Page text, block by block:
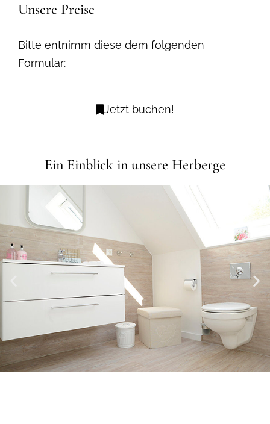
Unsere Preise
Bitte entnimm diese dem folgenden
Formular:
Jetzt buchen!
Ein Einblick in unsere Herberge